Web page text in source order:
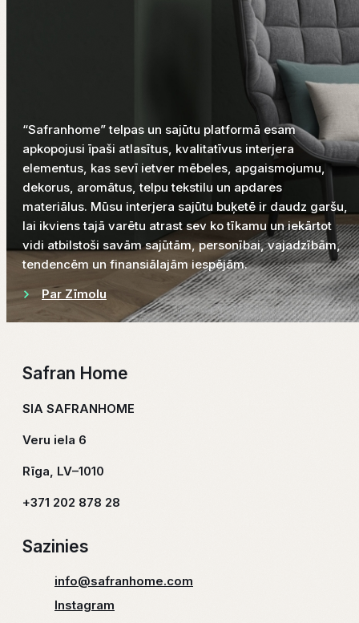
“Safranhome” telpas un sajūtu platformā esam
apkopojusi īpaši atlasītus, kvalitatīvus interjera
elementus, kas sevī ietver mēbeles, apgaismojumu,
dekorus, aromātus, telpu tekstilu un apdares
materiālus. Mūsu interjera sajūtu buķetē ir daudz garšu,
lai ikviens tajā varētu atrast sev ko tīkamu un iekārtot
vidi atbilstoši savām sajūtām, personībai, vajadzībām,
tendencēm un finansiālajām iespējām.
Par Zīmolu
Safran Home
SIA SAFRANHOME
Veru iela 6
Rīga, LV–1010
+371 202 878 28
Sazinies
info@safranhome.com
Instagram